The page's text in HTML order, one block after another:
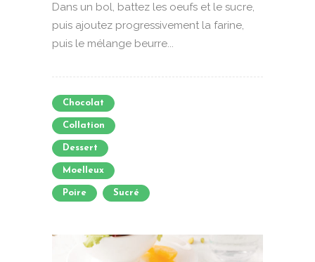
Dans un bol, battez les oeufs et le sucre,
puis ajoutez progressivement la farine,
puis le mélange beurre...
Chocolat
Collation
Dessert
Moelleux
Poire Sucré